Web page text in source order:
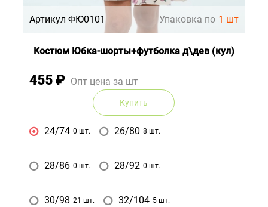
Артикул ФЮ0101 Упаковка по 1 шт
Костюм Юбка-шорты+футболка д\дев (кул)
455 ₽ Опт цена за шт
Купить
24/74 0 шт. 26/80 8 шт.
28/86 0 шт. 28/92 0 шт.
30/98 21 шт. 32/104 5 шт.